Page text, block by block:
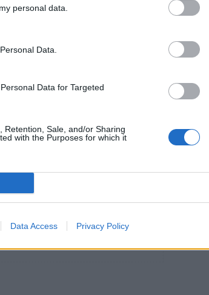
personal data.
Data.
Data for Targeted
Retention, Sale, and/or Sharing
with the Purposes for which it
Data Access Privacy Policy